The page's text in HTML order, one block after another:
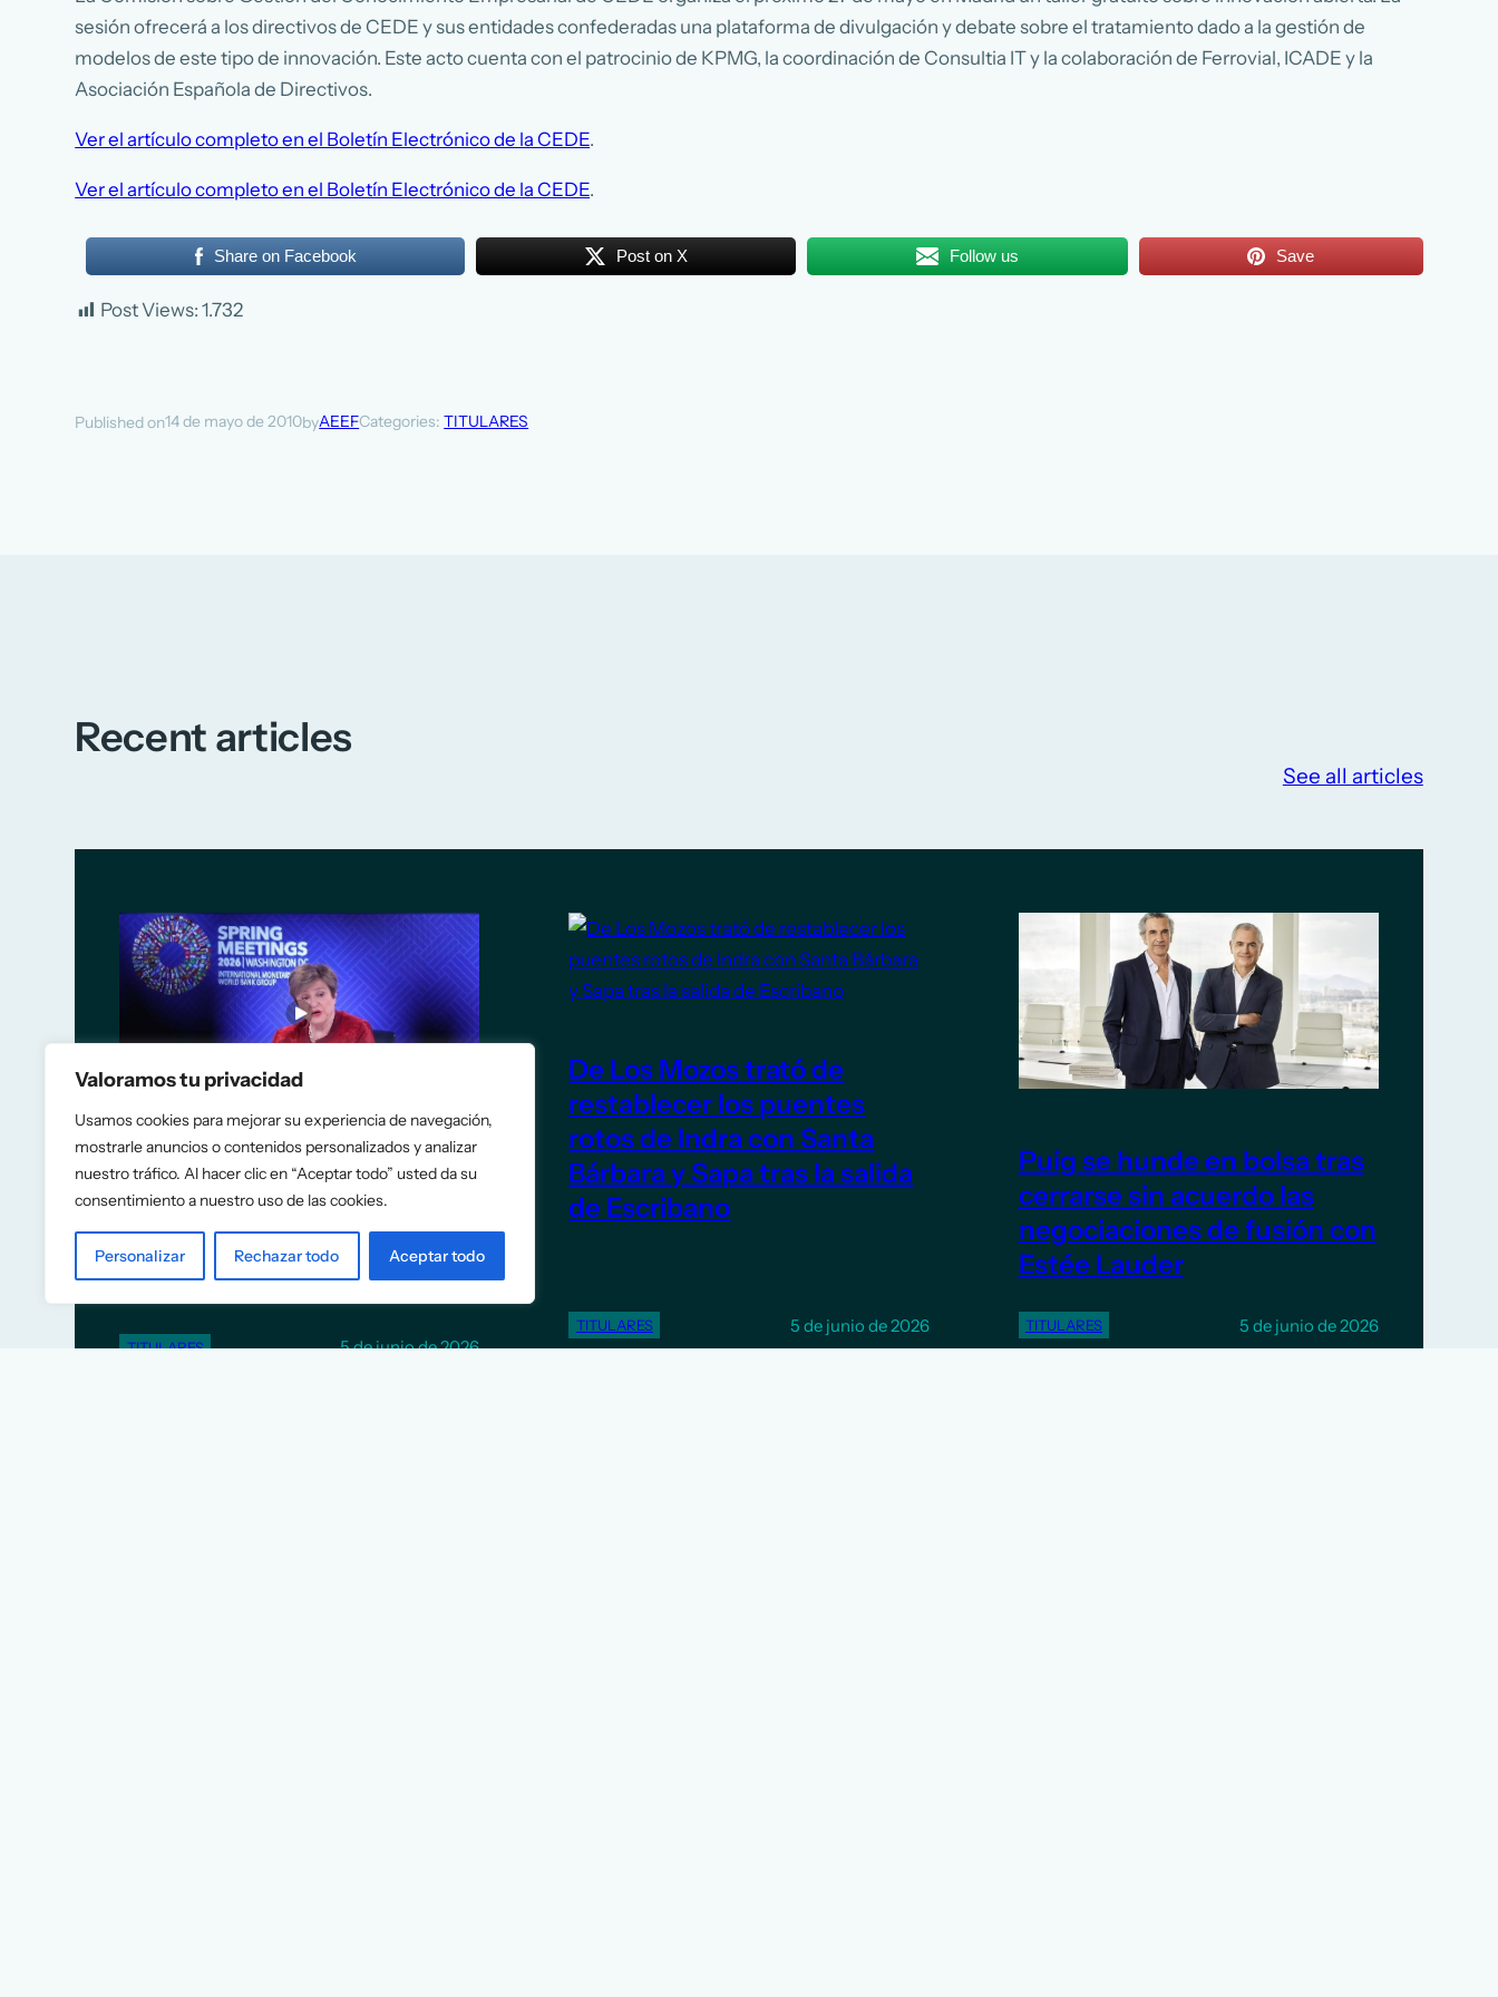
Valoramos tu privacidad
Usamos cookies para mejorar su experiencia de navegación,
mostrarle anuncios o contenidos personalizados y analizar
nuestro tráfico. Al hacer clic en “Aceptar todo” usted da su
consentimiento a nuestro uso de las cookies.
Personalizar Rechazar todo Aceptar todo
sesión ofrecerá a los directivos de CEDE y sus entidades confederadas una plataforma de divulgación y debate sobre el tratamiento dado a la gestión de
modelos de este tipo de innovación. Este acto cuenta con el patrocinio de KPMG, la coordinación de Consultia IT y la colaboración de Ferrovial, ICADE y la
Asociación Española de Directivos.
Ver el artículo completo en el Boletín Electrónico de la CEDE.
Ver el artículo completo en el Boletín Electrónico de la CEDE.
Share on Facebook Post on X Follow us Save
Post Views: 1.732
Published on14 de mayo de 2010byAEEFCategories:TITULARES
Recent articles
See all articles
El FMI recomienda a España
la energía y construir más
vivienda
TITULARES 5 de junio de 2026
De Los Mozos trató de
restablecer los puentes
rotos de Indra con Santa
Bárbara y Sapa tras la salida
de Escribano
TITULARES 5 de junio de 2026
Puig se hunde en bolsa tras
cerrarse sin acuerdo las
negociaciones de fusión con
Estée Lauder
TITULARES 5 de junio de 2026